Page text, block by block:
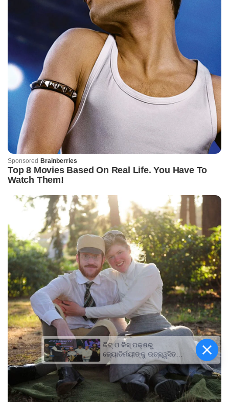
କିଟ୍‍ ଓ କିସ୍‍ ପକ୍ଷରୁ
ଜ୍ୟୋତିର୍ମୟୀଙ୍କୁ ଉଚ୍ଛ୍ୱସିତ
ସମ୍ବର୍ଦ୍ଧନା; ୫ଲକ୍ଷ ଟଙ୍କାର
ପ୍ରୋତ୍ସାହନ ରାଶି ପ୍ରଦାନ